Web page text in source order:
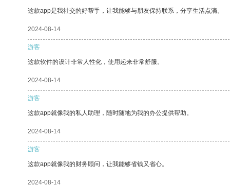
这款app是我社交的好帮手，让我能够与朋友保持联系，分享生活点滴。
2024-08-14
游客
这款软件的设计非常人性化，使用起来非常舒服。
2024-08-14
游客
这款app就像我的私人助理，随时随地为我的办公提供帮助。
2024-08-14
游客
这款app就像我的财务顾问，让我能够省钱又省心。
2024-08-14